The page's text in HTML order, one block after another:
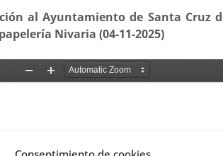
al Ayuntamiento de Santa Cruz
Nivaria (04-11-2025)